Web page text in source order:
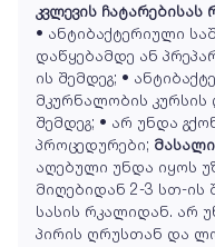
კვლევის
• ანტიბაქტერიული
დაწყებამდე ან
ის შემდეგ; •
მკურნალობის
შემდეგ; • არ უნდა
პროცედურები;
აღებული უნდა იყოს
მიღებიდან 2-3 სთ-ის
სასის რკალიდან. არ
პირის ღრუსთან და